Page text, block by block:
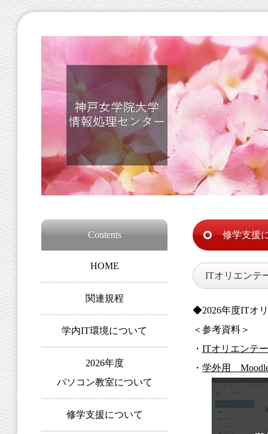
修学支援
ITオリエンテ
◆2026年度ITオ
＜参考資料＞
・ ITオリエンテ
・ 学外用
Contents
HOME
関連規程
学内IT環境について
2026年度
パソコン教室について
修学支援について